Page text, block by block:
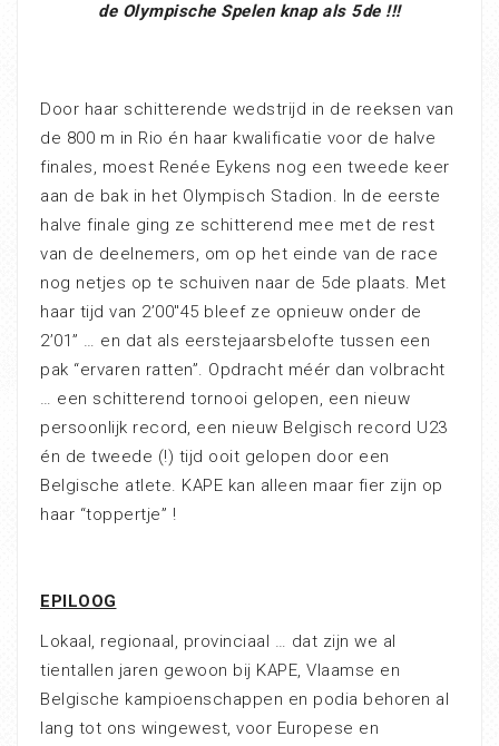
de Olympische Spelen knap als 5de !!!
Door haar schitterende wedstrijd in de reeksen van
de 800 m in Rio én haar kwalificatie voor de halve
finales, moest Renée Eykens nog een tweede keer
aan de bak in het Olympisch Stadion. In de eerste
halve finale ging ze schitterend mee met de rest
van de deelnemers, om op het einde van de race
nog netjes op te schuiven naar de 5de plaats. Met
haar tijd van 2’00″45 bleef ze opnieuw onder de
2’01” … en dat als eerstejaarsbelofte tussen een
pak “ervaren ratten”. Opdracht méér dan volbracht
… een schitterend tornooi gelopen, een nieuw
persoonlijk record, een nieuw Belgisch record U23
én de tweede (!) tijd ooit gelopen door een
Belgische atlete. KAPE kan alleen maar fier zijn op
haar “toppertje” !
EPILOOG
Lokaal, regionaal, provinciaal … dat zijn we al
tientallen jaren gewoon bij KAPE, Vlaamse en
Belgische kampioenschappen en podia behoren al
lang tot ons wingewest, voor Europese en